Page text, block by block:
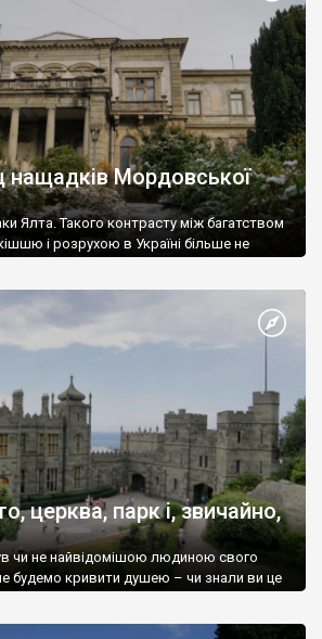
нащадків Мордовської
Ялта. Такого контрасту між багатством
і розрухою в Україні більше не
церква, парк і, звичайно,
чи не найвідомішою людиною свого
будемо кривити душею – чи знали ви це